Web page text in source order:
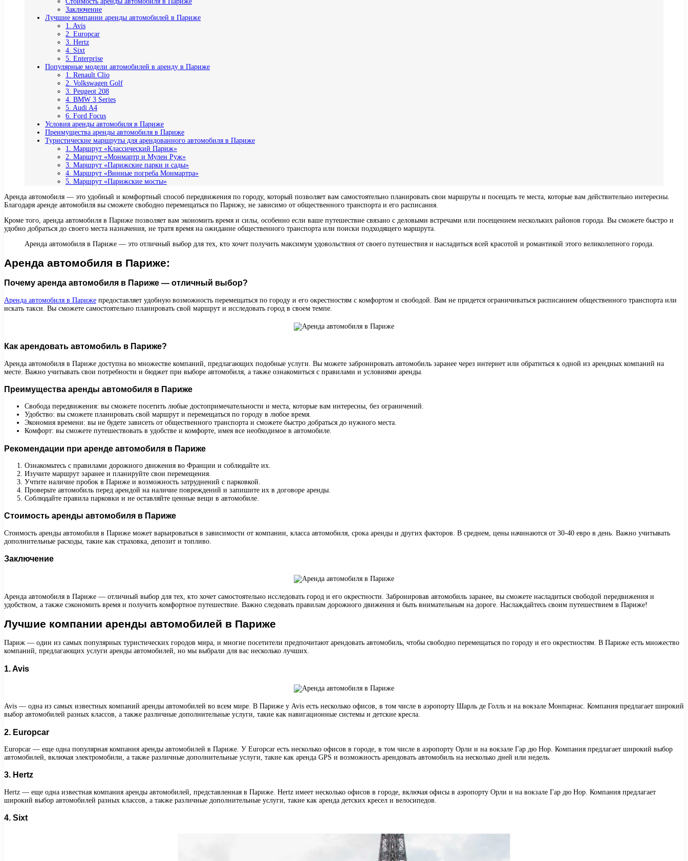
Заключение
Лучшие компании аренды автомобилей в Париже
1. Avis
2. Europcar
3. Hertz
4. Sixt
5. Enterprise
Популярные модели автомобилей в аренду в Париже
1. Renault Clio
2. Volkswagen Golf
3. Peugeot 208
4. BMW 3 Series
5. Audi A4
6. Ford Focus
Условия аренды автомобиля в Париже
Преимущества аренды автомобиля в Париже
Туристические маршруты для арендованного автомобиля в Париже
1. Маршрут «Классический Париж»
2. Маршрут «Монмартр и Мулен Руж»
3. Маршрут «Парижские парки и сады»
4. Маршрут «Винные погреба Монмартра»
5. Маршрут «Парижские мосты»
Аренда автомобиля — это удобный и комфортный способ передвижения по городу, который позволяет вам самостоятельно планировать свои маршруты и посещать те места, которые вам действительно интересны.
Благодаря аренде автомобиля вы сможете свободно перемещаться по Парижу, не зависимо от общественного транспорта и его расписания.
Кроме того, аренда автомобиля в Париже позволяет вам экономить время и силы, особенно если ваше путешествие связано с деловыми встречами или посещением нескольких районов города. Вы сможете быстро и
удобно добраться до своего места назначения, не тратя время на ожидание общественного транспорта или поиски подходящего маршрута.
Аренда автомобиля в Париже — это отличный выбор для тех, кто хочет получить максимум удовольствия от своего путешествия и насладиться всей красотой и романтикой этого великолепного города.
Аренда автомобиля в Париже:
Почему аренда автомобиля в Париже — отличный выбор?
Аренда автомобиля в Париже предоставляет удобную возможность перемещаться по городу и его окрестностям с комфортом и свободой. Вам не придется ограничиваться расписанием общественного транспорта или
искать такси. Вы сможете самостоятельно планировать свой маршрут и исследовать город в своем темпе.
Как арендовать автомобиль в Париже?
Аренда автомобиля в Париже доступна во множестве компаний, предлагающих подобные услуги. Вы можете забронировать автомобиль заранее через интернет или обратиться к одной из арендных компаний на
месте. Важно учитывать свои потребности и бюджет при выборе автомобиля, а также ознакомиться с правилами и условиями аренды.
Преимущества аренды автомобиля в Париже
Свобода передвижения: вы сможете посетить любые достопримечательности и места, которые вам интересны, без ограничений.
Удобство: вы сможете планировать свой маршрут и перемещаться по городу в любое время.
Экономия времени: вы не будете зависеть от общественного транспорта и сможете быстро добраться до нужного места.
Комфорт: вы сможете путешествовать в удобстве и комфорте, имея все необходимое в автомобиле.
Рекомендации при аренде автомобиля в Париже
Ознакомьтесь с правилами дорожного движения во Франции и соблюдайте их.
Изучите маршрут заранее и планируйте свои перемещения.
Учтите наличие пробок в Париже и возможность затруднений с парковкой.
Проверьте автомобиль перед арендой на наличие повреждений и запишите их в договоре аренды.
Соблюдайте правила парковки и не оставляйте ценные вещи в автомобиле.
Стоимость аренды автомобиля в Париже
Стоимость аренды автомобиля в Париже может варьироваться в зависимости от компании, класса автомобиля, срока аренды и других факторов. В среднем, цены начинаются от 30-40 евро в день. Важно учитывать
дополнительные расходы, такие как страховка, депозит и топливо.
Заключение
Аренда автомобиля в Париже — отличный выбор для тех, кто хочет самостоятельно исследовать город и его окрестности. Забронировав автомобиль заранее, вы сможете насладиться свободой передвижения и
удобством, а также сэкономить время и получить комфортное путешествие. Важно следовать правилам дорожного движения и быть внимательным на дороге. Наслаждайтесь своим путешествием в Париже!
Лучшие компании аренды автомобилей в Париже
Париж — один из самых популярных туристических городов мира, и многие посетители предпочитают арендовать автомобиль, чтобы свободно перемещаться по городу и его окрестностям. В Париже есть множество
компаний, предлагающих услуги аренды автомобилей, но мы выбрали для вас несколько лучших.
1. Avis
Avis — одна из самых известных компаний аренды автомобилей во всем мире. В Париже у Avis есть несколько офисов, в том числе в аэропорту Шарль де Голль и на вокзале Монпарнас. Компания предлагает широкий
выбор автомобилей разных классов, а также различные дополнительные услуги, такие как навигационные системы и детские кресла.
2. Europcar
Europcar — еще одна популярная компания аренды автомобилей в Париже. У Europcar есть несколько офисов в городе, в том числе в аэропорту Орли и на вокзале Гар дю Нор. Компания предлагает широкий выбор
автомобилей, включая электромобили, а также различные дополнительные услуги, такие как аренда GPS и возможность арендовать автомобиль на несколько дней или недель.
3. Hertz
Hertz — еще одна известная компания аренды автомобилей, представленная в Париже. Hertz имеет несколько офисов в городе, включая офисы в аэропорту Орли и на вокзале Гар дю Нор. Компания предлагает
широкий выбор автомобилей разных классов, а также различные дополнительные услуги, такие как аренда детских кресел и велосипедов.
4. Sixt